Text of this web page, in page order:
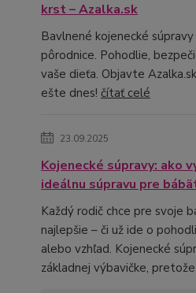
krst – Azalka.sk
Bavlnené kojenecké
pôrodnice. Pohodlie,
vaše dieťa. Objavte
ešte dnes! čítať celé
23.09.2025
Kojenecké súpravy: ako
ideálnu súpravu pre
Každý rodič chce pre svoje
najlepšie – či už ide o
alebo vzhľad. Kojenecké
základnej výbavičke, pretože